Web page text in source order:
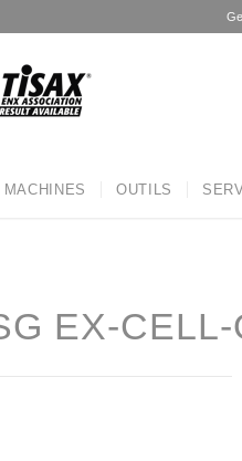
MACHINES OUTILS
EX-